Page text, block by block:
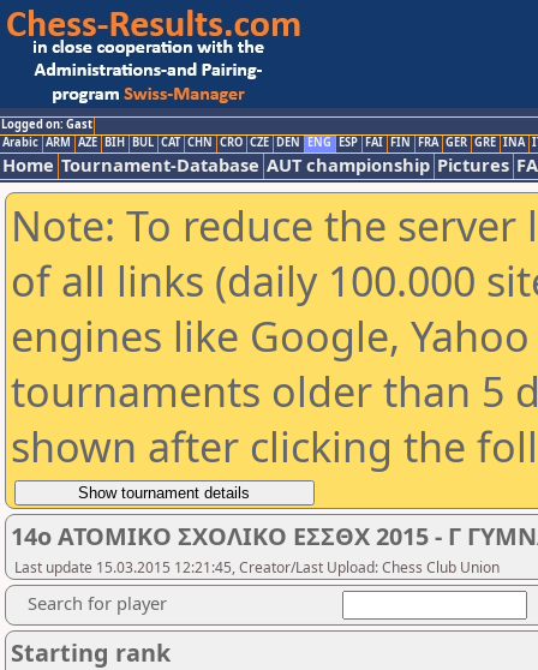
Logged on: Gast
Arabic ARM AZE BIH BUL CAT CHN CRO CZE DEN ENG ESP FAI FIN FRA GER GRE INA
Home Tournament-Database AUT championship Pictures
Note: To reduce the
of all links (daily 100.000
engines like Google,
tournaments older than 5
shown after clicking the
14o ΑΤΟΜΙΚΟ ΣΧΟΛΙΚΟ ΕΣΣΘΧ 2015 - Γ
Last update 15.03.2015 12:21:45, Creator/Last Upload: Chess Club Union
Search for player
Starting rank